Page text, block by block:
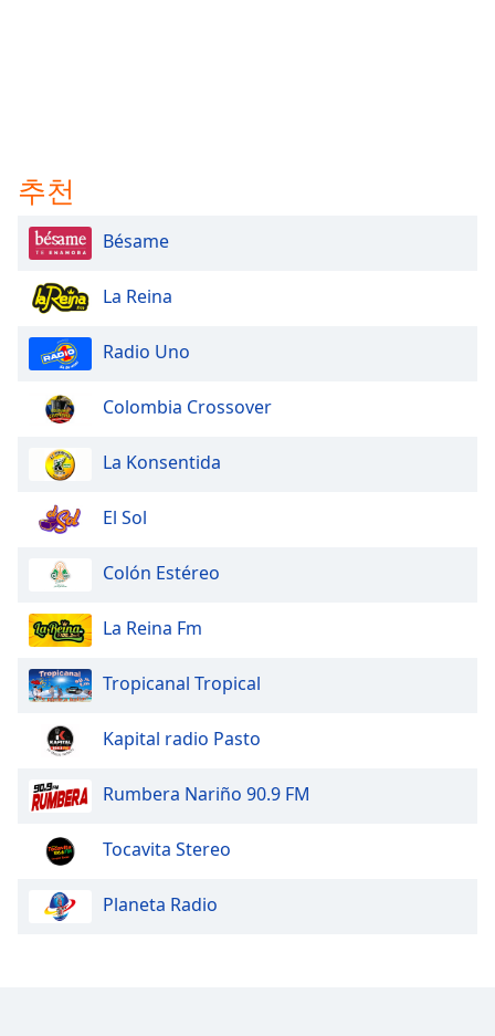
추천
Bésame
La Reina
Radio Uno
Colombia Crossover
La Konsentida
El Sol
Colón Estéreo
La Reina Fm
Tropicanal Tropical
Kapital radio Pasto
Rumbera Nariño 90.9 FM
Tocavita Stereo
Planeta Radio